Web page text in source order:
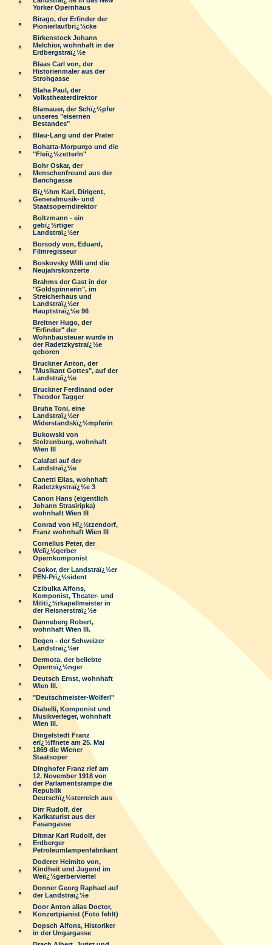
Yorker Opernhaus
Birago, der Erfinder der
Pionierlaufbrï¿½cke
Birkenstock Johann
Melchior, wohnhaft in der
Erdbergstraï¿½e
Blaas Carl von, der
Historienmaler aus der
Strohgasse
Blaha Paul, der
Volkstheaterdirektor
Blamauer, der Schï¿½pfer
unseres "eisernen
Bestandes"
Blau-Lang und der Prater
Bohatta-Morpurgo und die
"Fleiï¿½zetterln"
Bohr Oskar, der
Menschenfreund aus der
Barichgasse
Bï¿½hm Karl, Dirigent,
Generalmusik- und
Staatsoperndirektor
Boltzmann - ein
gebï¿½rtiger
Landstraï¿½er
Borsody von, Eduard,
Filmregisseur
Boskovsky Willi und die
Neujahrskonzerte
Brahms der Gast in der
"Goldspinnerin", im
Streicherhaus und
Landstraï¿½er
Hauptstraï¿½e 96
Breitner Hugo, der
"Erfinder" der
Wohnbausteuer wurde in
der Radetzkystraï¿½e
geboren
Bruckner Anton, der
"Musikant Gottes", auf der
Landstraï¿½e
Bruckner Ferdinand oder
Theodor Tagger
Bruha Toni, eine
Landstraï¿½er
Widerstandskï¿½mpferin
Bukowski von
Stolzenburg, wohnhaft
Wien III
Calafati auf der
Landstraï¿½e
Canetti Elias, wohnhaft
Radetzkystraï¿½e 3
Canon Hans (eigentlich
Johann Strasiripka)
wohnhaft Wien III
Conrad von Hï¿½tzendorf,
Franz wohnhaft Wien III
Cornelius Peter, der
Weiï¿½gerber
Opernkomponist
Csokor, der Landstraï¿½er
PEN-Prï¿½sident
Czibulka Alfons,
Komponist, Theater- und
Militï¿½rkapellmeister in
der Reisnerstraï¿½e
Danneberg Robert,
wohnhaft Wien III.
Degen - der Schweizer
Landstraï¿½er
Dermota, der beliebte
Opernsï¿½nger
Deutsch Ernst, wohnhaft
Wien III.
"Deutschmeister-Wolferl"
Diabelli, Komponist und
Musikverleger, wohnhaft
Wien III.
Dingelstedt Franz
erï¿½ffnete am 25. Mai
1869 die Wiener
Staatsoper
Dinghofer Franz rief am
12. November 1918 von
der Parlamentsrampe die
Republik
Deutschï¿½sterreich aus
Dirr Rudolf, der
Karikaturist aus der
Fasangasse
Ditmar Karl Rudolf, der
Erdberger
Petroleumlampenfabrikant
Doderer Heimito von,
Kindheit und Jugend im
Weiï¿½gerberviertel
Donner Georg Raphael auf
der Landstraï¿½e
Door Anton alias Doctor,
Konzertpianist (Foto fehlt)
Dopsch Alfons, Historiker
in der Ungargasse